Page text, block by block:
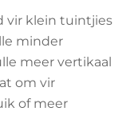
vir klein tuintjies
minder
meer vertikaal
om vir
of meer